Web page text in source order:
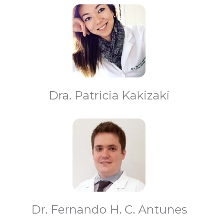
Dra. Patricia Kakizaki
Dr. Fernando H. C. Antunes